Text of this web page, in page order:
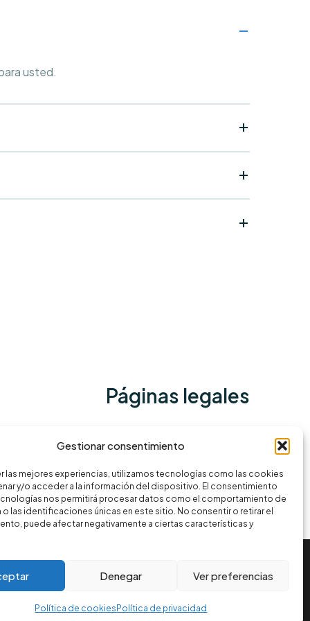
Gestionar consentimiento
las mejores experiencias, utilizamos tecnologías como las cookies
y/o acceder a la información del dispositivo. El consentimiento
nos permitirá procesar datos como el comportamiento de
o las identificaciones únicas en este sitio. No consentir o retirar el
puede afectar negativamente a ciertas características y
Denegar Ver preferencias
Política de cookies Política de privacidad
usted.
Páginas legales
Política de cookies